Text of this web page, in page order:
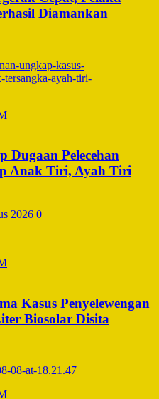
Diamankan
Dugaan Pelecehan
Anak Tiri, Ayah Tiri
2026 0
Kasus Penyelewengan
Biosolar Disita